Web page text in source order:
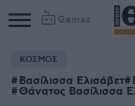
Games
ΚΟΣΜΟΣ
Βασίλισσα Ελισάβετ
Θάνατος Βασίλισσα